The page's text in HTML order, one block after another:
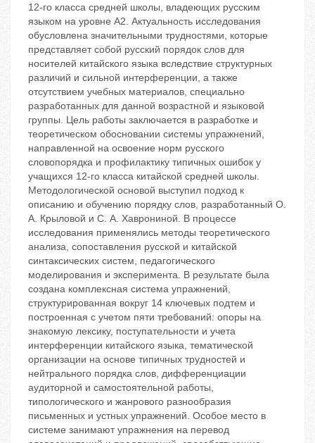
12-го класса средней школы, владеющих русским
языком на уровне А2. Актуальность исследования
обусловлена значительными трудностями, которые
представляет собой русский порядок слов для
носителей китайского языка вследствие структурных
различий и сильной интерференции, а также
отсутствием учебных материалов, специально
разработанных для данной возрастной и языковой
группы. Цель работы заключается в разработке и
теоретическом обосновании системы упражнений,
направленной на освоение норм русского
словопорядка и профилактику типичных ошибок у
учащихся 12-го класса китайской средней школы.
Методологической основой выступил подход к
описанию и обучению порядку слов, разработанный О.
А. Крыловой и С. А. Хаврониной. В процессе
исследования применялись методы теоретического
анализа, сопоставления русской и китайской
синтаксических систем, педагогического
моделирования и эксперимента. В результате была
создана комплексная система упражнений,
структурированная вокруг 14 ключевых подтем и
построенная с учетом пяти требований: опоры на
знакомую лексику, поступательности и учета
интерференции китайского языка, тематической
организации на основе типичных трудностей и
нейтрального порядка слов, дифференциации
аудиторной и самостоятельной работы,
типологического и жанрового разнообразия
письменных и устных упражнений. Особое место в
системе занимают упражнения на перевод